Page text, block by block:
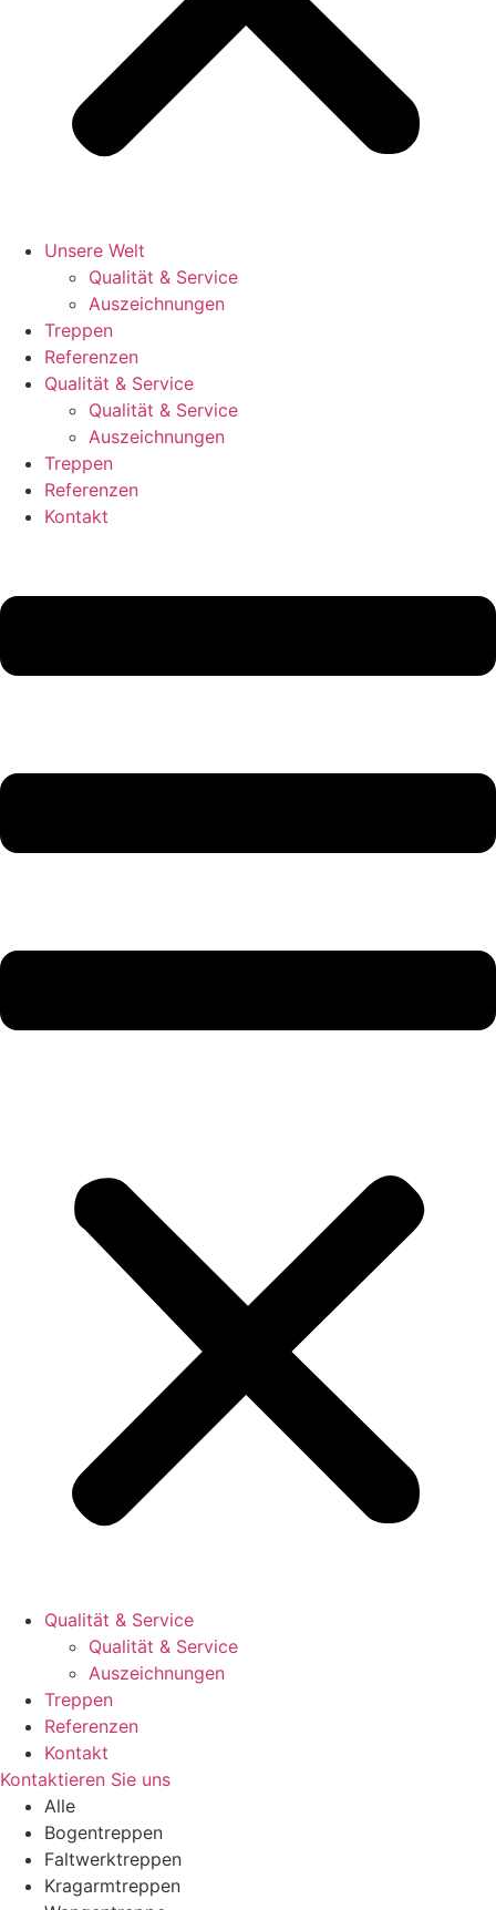
Unsere Welt
Qualität & Service
Auszeichnungen
Treppen
Referenzen
Qualität & Service
Qualität & Service
Auszeichnungen
Treppen
Referenzen
Kontakt
Qualität & Service
Qualität & Service
Auszeichnungen
Treppen
Referenzen
Kontakt
Kontaktieren Sie uns
Alle
Bogentreppen
Faltwerktreppen
Kragarmtreppen